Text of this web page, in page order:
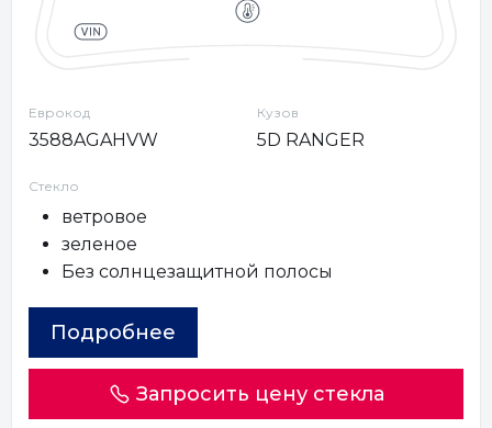
Еврокод
3588AGAHVW
Кузов
5D RANGER
Стекло
ветровое
зеленое
Без солнцезащитной полосы
Подробнее
Запросить цену стекла